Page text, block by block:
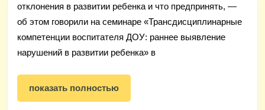
отклонения в развитии ребенка и что предпринять, —
об этом говорили на семинаре «Трансдисциплинарные
компетенции воспитателя ДОУ: раннее выявление
нарушений в развитии ребенка» в
показать полностьюпоказать
полностью